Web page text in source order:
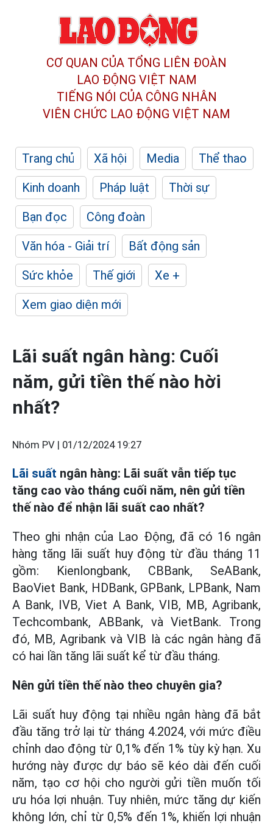
CƠ QUAN CỦA TỔNG LIÊN ĐOÀN
LAO ĐỘNG VIỆT NAM
TIẾNG NÓI CỦA CÔNG NHÂN
VIÊN CHỨC LAO ĐỘNG VIỆT NAM
Trang chủ Xã hội Media
Thể thao
Kinh doanh
Pháp luật
Thời sự
Bạn đọc
Công đoàn
Văn hóa - Giải trí
Bất động sản
Sức khỏe
Thế giới
Xe +
Xem giao diện mới
Lãi suất ngân hàng: Cuối
năm, gửi tiền thế nào hời
nhất?
Nhóm PV | 01/12/2024 19:27
Lãi suất ngân hàng: Lãi suất vẫn tiếp tục
tăng cao vào tháng cuối năm, nên gửi tiền
thế nào để nhận lãi suất cao nhất?
Theo ghi nhận của Lao Động, đã có 16 ngân
hàng tăng lãi suất huy động từ đầu tháng 11
gồm: Kienlongbank, CBBank, SeABank,
BaoViet Bank, HDBank, GPBank, LPBank, Nam
A Bank, IVB, Viet A Bank, VIB, MB, Agribank,
Techcombank, ABBank, và VietBank. Trong
đó, MB, Agribank và VIB là các ngân hàng đã
có hai lần tăng lãi suất kể từ đầu tháng.
Nên gửi tiền thế nào theo chuyên gia?
Lãi suất huy động tại nhiều ngân hàng đã bắt
đầu tăng trở lại từ tháng 4.2024, với mức điều
chỉnh dao động từ 0,1% đến 1% tùy kỳ hạn. Xu
hướng này được dự báo sẽ kéo dài đến cuối
năm, tạo cơ hội cho người gửi tiền muốn tối
ưu hóa lợi nhuận. Tuy nhiên, mức tăng dự kiến
không lớn, chỉ từ 0,5% đến 1%, khiến lợi nhuận